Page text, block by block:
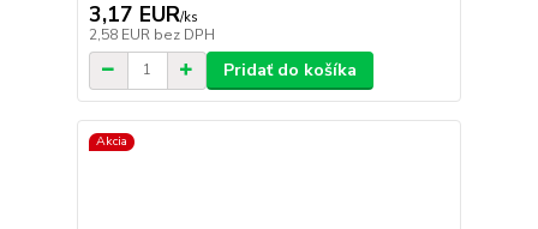
3,17 EUR/ks
2,58 EUR bez DPH
Pridať do košíka
Akcia